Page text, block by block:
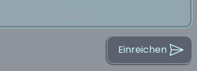
Einreichen